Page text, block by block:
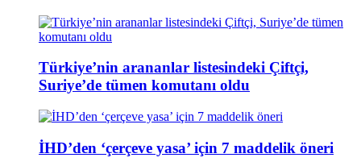
Türkiye’nin arananlar listesindeki Çiftçi,
Suriye’de tümen komutanı oldu
İHD’den ‘çerçeve yasa’ için 7 maddelik öneri